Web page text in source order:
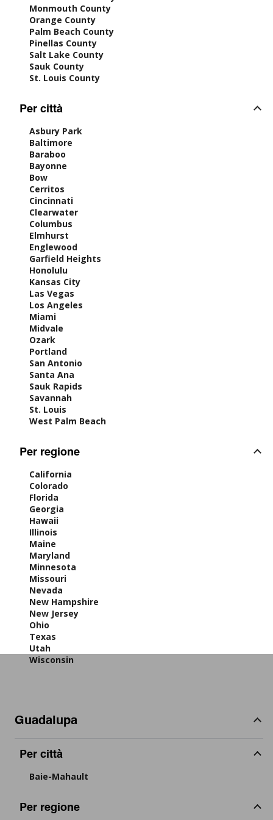
Monmouth County
Orange County
Palm Beach County
Pinellas County
Salt Lake County
Sauk County
St. Louis County
Per città
Asbury Park
Baltimore
Baraboo
Bayonne
Bow
Cerritos
Cincinnati
Clearwater
Columbus
Elmhurst
Englewood
Garfield Heights
Honolulu
Kansas City
Las Vegas
Los Angeles
Miami
Midvale
Ozark
Portland
San Antonio
Santa Ana
Sauk Rapids
Savannah
St. Louis
West Palm Beach
Per regione
California
Colorado
Florida
Georgia
Hawaii
Illinois
Maine
Maryland
Minnesota
Missouri
Nevada
New Hampshire
New Jersey
Ohio
Texas
Utah
Wisconsin
Guadalupa
Per città
Baie-Mahault
Per regione